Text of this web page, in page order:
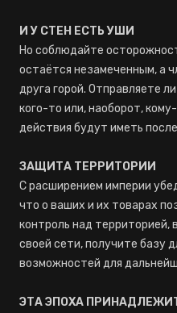
И У СТЕН ЕСТЬ УШИ
Но соблюдайте
остаётся незамеченным, а
друга горой. Отправляете
кого-то или, наоборот,
действия будут иметь
ЗАЩИТА ТЕРРИТОРИИ
С расширением империи
что о ваших и их товарах
контроль над территорией,
своей сети, получите базу
возможностей для
ЭТА ЭПОХА